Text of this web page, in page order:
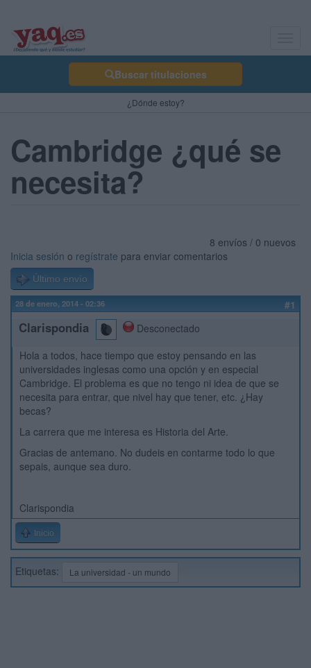
Buscar titulaciones
¿Dónde estoy?
Cambridge ¿qué se
necesita?
8 envíos / 0 nuevos
Inicia sesión o regístrate para enviar comentarios
Último envío
28 de enero, 2014 - 02:36 #1
Clarispondia
Desconectado
Hola a todos, hace tiempo que estoy pensando en las
universidades inglesas como una opción y en especial
Cambridge. El problema es que no tengo ni idea de que se
necesita para entrar, que nivel hay que tener, etc. ¿Hay
becas?
La carrera que me interesa es Historia del Arte.
Gracias de antemano. No dudeis en contarme todo lo que
sepais, aunque sea duro.
Clarispondia
Inicio
Etiquetas: La universidad - un mundo